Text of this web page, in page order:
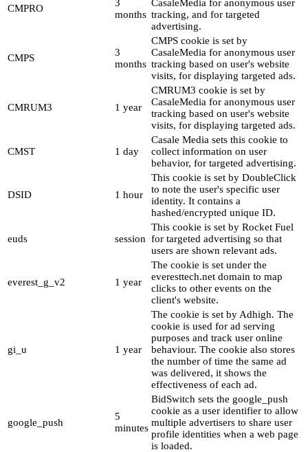
CMPRO
3
months
CasaleMedia for anonymous user
tracking, and for targeted
advertising.
CMPS
3
months
CMPS cookie is set by
CasaleMedia for anonymous user
tracking based on user's website
visits, for displaying targeted ads.
CMRUM3 1 year
CMRUM3 cookie is set by
CasaleMedia for anonymous user
tracking based on user's website
visits, for displaying targeted ads.
CMST 1 day
Casale Media sets this cookie to
collect information on user
behavior, for targeted advertising.
DSID 1 hour
This cookie is set by DoubleClick
to note the user's specific user
identity. It contains a
hashed/encrypted unique ID.
euds session
This cookie is set by Rocket Fuel
for targeted advertising so that
users are shown relevant ads.
everest_g_v2 1 year
The cookie is set under the
everesttech.net domain to map
clicks to other events on the
client's website.
gi_u 1 year
The cookie is set by Adhigh. The
cookie is used for ad serving
purposes and track user online
behaviour. The cookie also stores
the number of time the same ad
was delivered, it shows the
effectiveness of each ad.
google_push
5
minutes
BidSwitch sets the google_push
cookie as a user identifier to allow
multiple advertisers to share user
profile identities when a web page
is loaded.